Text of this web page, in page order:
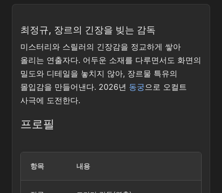
최정규, 장르의 긴장을 빚는 감독
미스터리와 스릴러의 긴장감을 정교하게 쌓아
올리는 연출자다. 어두운 소재를 다루면서도 화면의
밀도와 디테일을 놓치지 않아, 장르물 특유의
몰입감을 만들어낸다. 2026년 동궁으로 오컬트
사극에 도전한다.
프로필
항목 내용